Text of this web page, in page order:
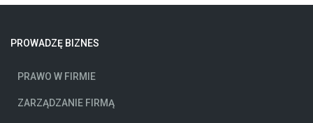
PROWADZĘ BIZNES
PRAWO W FIRMIE
ZARZĄDZANIE FIRMĄ